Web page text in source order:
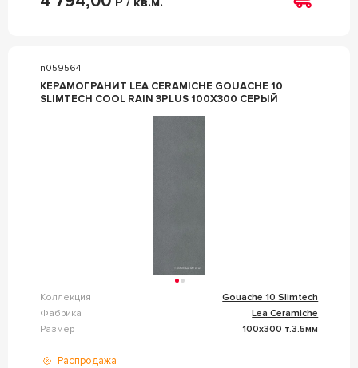
n059564
КЕРАМОГРАНИТ LEA CERAMICHE GOUACHE 10
SLIMTECH COOL RAIN 3PLUS 100X300 СЕРЫЙ
Коллекция
Gouache 10 Slimtech
Фабрика
Lea Ceramiche
Размер
100x300 т.3.5мм
Распродажа